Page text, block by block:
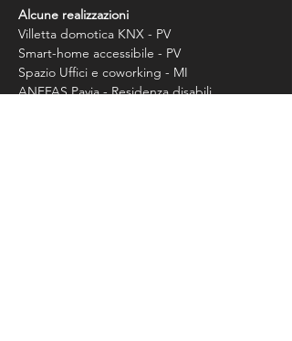
Alcune realizzazioni
Villetta domotica KNX - PV
Smart-home accessibile - PV
Spazio Uffici e coworking - MI
ANFFAS Pavia - Residenza disabili